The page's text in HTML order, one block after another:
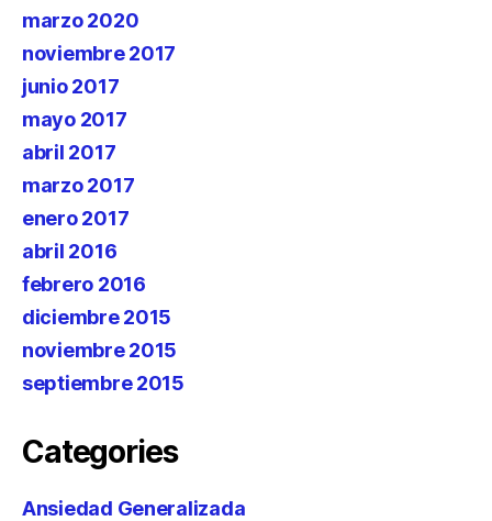
marzo 2020
noviembre 2017
junio 2017
mayo 2017
abril 2017
marzo 2017
enero 2017
abril 2016
febrero 2016
diciembre 2015
noviembre 2015
septiembre 2015
Categories
Ansiedad Generalizada